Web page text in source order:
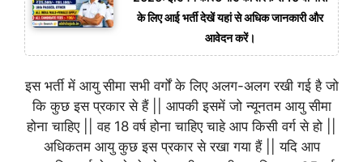
के लिए आई भर्ती देखें यहां से अधिक जानकारी और
आवेदन करें।
इस भर्ती में आयु सीमा सभी वर्गों के लिए अलग-अलग रखी गई है जो
कि कुछ इस प्रकार से हैं || आपकी इसमें जो न्यूनतम आयु सीमा
होना चाहिए || वह 18 वर्ष होना चाहिए चाहे आप किसी वर्ग से हो ||
अधिकतम आयु कुछ इस प्रकार से रखा गया हैं || यदि आप